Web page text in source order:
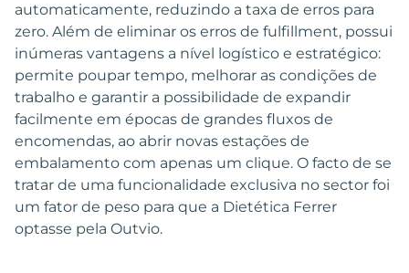
automaticamente, reduzindo a taxa de erros para
zero. Além de eliminar os erros de fulfillment, possui
inúmeras vantagens a nível logístico e estratégico:
permite poupar tempo, melhorar as condições de
trabalho e garantir a possibilidade de expandir
facilmente em épocas de grandes fluxos de
encomendas, ao abrir novas estações de
embalamento com apenas um clique. O facto de se
tratar de uma funcionalidade exclusiva no sector foi
um fator de peso para que a Dietética Ferrer
optasse pela Outvio.